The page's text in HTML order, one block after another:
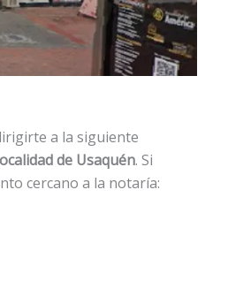
a la siguiente
de Usaquén. Si
cercano a la notaría: